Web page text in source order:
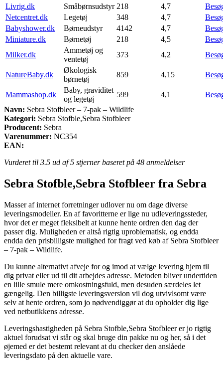
Livrig.dk
Småbørnsudstyr 218 4,7
Netcentret.dk
Legetøj 348 4,7
Babyshower.dk
Børneudstyr 4142 4,7
Miniature.dk
Børnetøj 218 4,5
Milker.dk
Ammetøj og
ventetøj
373 4,2
NatureBaby.dk
Økologisk
børnetøj
859 4,15
Mammashop.dk
Baby, graviditet
og legetøj
599 4,1
Navn: Sebra Stofbleer – 7-pak – Wildlife
Kategori: Sebra Stofble,Sebra Stofbleer
Producent: Sebra
Varenummer: NC354
EAN:
Vurderet til 3.5 ud af 5 stjerner baseret på 48 anmeldelser
Sebra Stofble,Sebra Stofbleer fra Sebra
Masser af internet forretninger udlover nu om dage diverse
leveringsmodeller. En af favoritterne er lige nu udleveringssteder,
hvor det er meget fleksibelt at kunne hente ordren den dag der
passer dig. Muligheden er altså rigtig uproblematisk, og endda
endda den prisbilligste mulighed for fragt ved køb af Sebra Stofbleer
– 7-pak – Wildlife.
Du kunne alternativt afveje for og imod at vælge levering hjem til
dig privat eller ud til dit arbejdes adresse. Metoden bliver undertiden
en lille smule mere omkostningsfuld, men desuden særdeles let
gængelig. Den billigste leveringsversion vil dog utvivlsomt være
selv at hente ordren, som jo nødvendiggør at du opholder dig lige
ved netbutikkens adresse.
Leveringshastigheden på Sebra Stofble,Sebra Stofbleer er jo rigtig
aktuel forudsat vi står og skal bruge din pakke nu og her, så i det
øjemed er det bestemt relevant at du checker den anslåede
leveringsdato på den aktuelle vare.